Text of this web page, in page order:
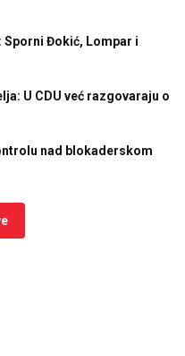
Đokić, Lompar i
U CDU već razgovaraju o
nad blokaderskom